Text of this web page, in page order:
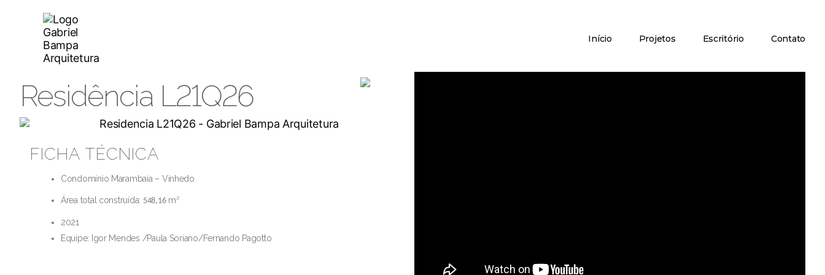
Início Projetos Escritório Contato
Residência L21Q26
FICHA TÉCNICA
Condomínio Marambaia – Vinhedo
Área total construída: 548,16m²
2021
Equipe: Igor Mendes /Paula Soriano/Fernando Pagotto